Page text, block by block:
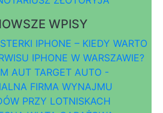
WPISY
IPHONE – KIEDY WARTO
IPHONE W WARSZAWIE?
AUT TARGET AUTO -
FIRMA WYNAJMU
PRZY LOTNISKACH